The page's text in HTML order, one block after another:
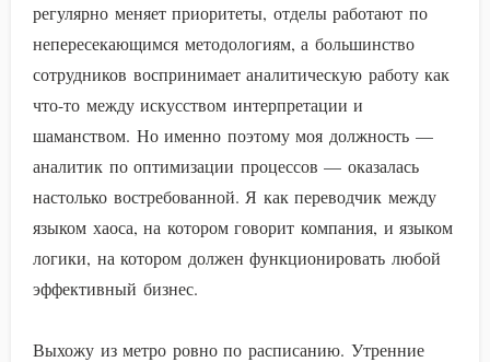
регулярно меняет приоритеты, отделы работают по
непересекающимся методологиям, а большинство
сотрудников воспринимает аналитическую работу как
что-то между искусством интерпретации и
шаманством. Но именно поэтому моя должность —
аналитик по оптимизации процессов — оказалась
настолько востребованной. Я как переводчик между
языком хаоса, на котором говорит компания, и языком
логики, на котором должен функционировать любой
эффективный бизнес.
Выхожу из метро ровно по расписанию. Утренние